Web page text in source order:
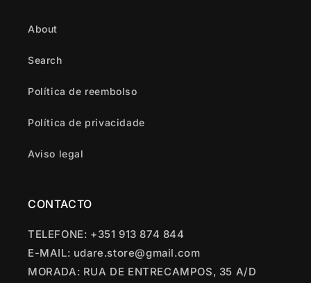
About
Search
Política de reembolso
Política de privacidade
Aviso legal
CONTACTO
TELEFONE: +351 913 874 844
E-MAIL: udare.store@gmail.com
MORADA: RUA DE ENTRECAMPOS, 35 A/D